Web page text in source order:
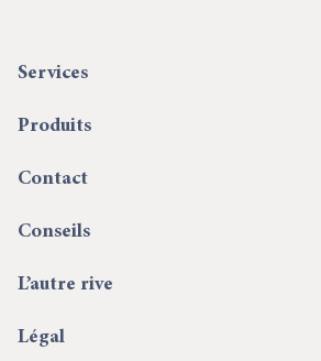
Services
Produits
Contact
Conseils
L’autre rive
Légal